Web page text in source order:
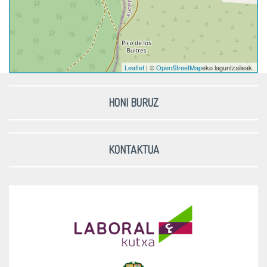
Leaflet | ©OpenStreetMapeko laguntzaileak.
HONI BURUZ
KONTAKTUA